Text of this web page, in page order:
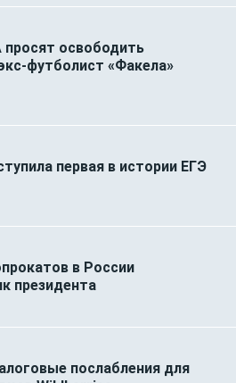
просят освободить
футболист «Факела»
первая в истории ЕГЭ
в России
президента
послабления для